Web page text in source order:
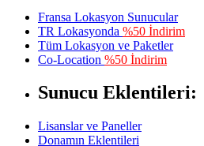
Fransa Lokasyon Sunucular
TR Lokasyonda %50 İndirim
Tüm Lokasyon ve Paketler
Co-Location %50 İndirim
Sunucu Eklentileri:
Lisanslar ve Paneller
Donamın Eklentileri